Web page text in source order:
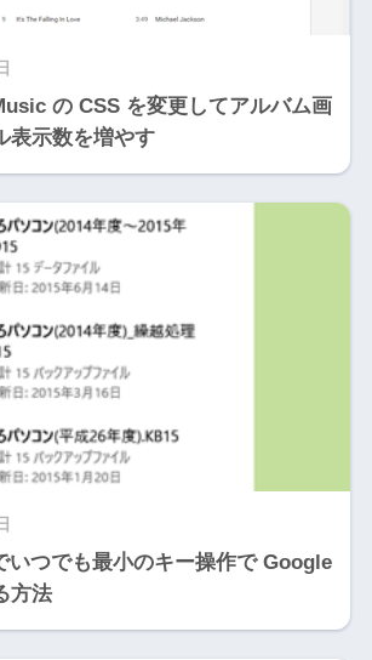
の CSS を変更してアルバム画
表示数を増やす
いつでも最小のキー操作で Google
方法